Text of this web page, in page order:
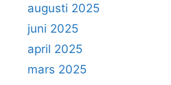
augusti 2025
juni 2025
april 2025
mars 2025